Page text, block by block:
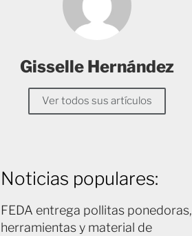
Gisselle Hernández
Ver todos sus artículos
Noticias populares:
FEDA entrega pollitas ponedoras,
herramientas y material de